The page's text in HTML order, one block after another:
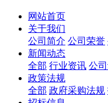
网站首页
关于我们
公司简介 公司荣誉
新闻动态
全部 行业资讯 公
政策法规
全部 政府采购法规